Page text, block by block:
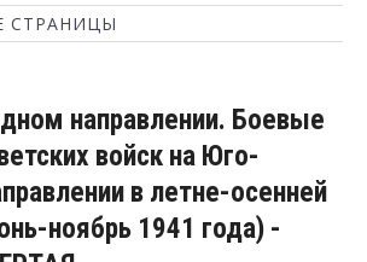
СТРАНИЦЫ
направлении. Боевые
войск на Юго-
в летне-осенней
ноябрь 1941 года) -